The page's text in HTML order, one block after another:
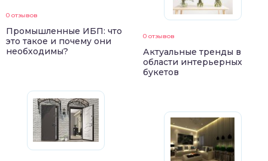
0 отзывов
Промышленные ИБП: что
это такое и почему они
необходимы?
0 отзывов
Актуальные тренды в
области интерьерных
букетов